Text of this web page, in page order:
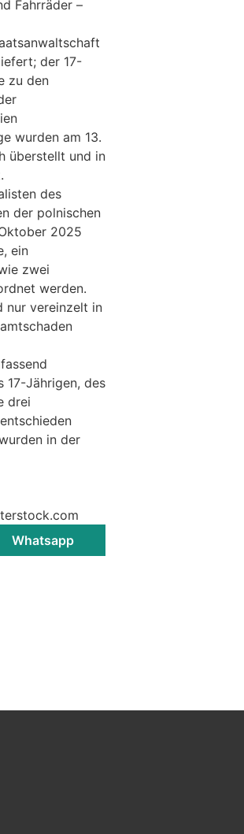
Fahrräder –
der 17-
zu den
wurden am 13.
überstellt und in
des
der polnischen
2025
ein
zwei
werden.
nur vereinzelt in
17-Jährigen, des
drei
in der
Whatsapp
an der